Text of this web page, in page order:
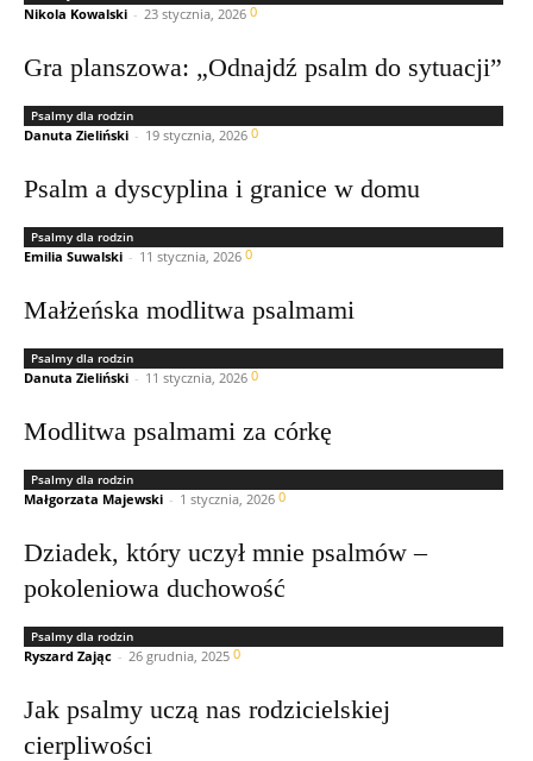
Nikola Kowalski - 23 stycznia, 2026 0
Gra planszowa: „Odnajdź psalm do sytuacji”
Psalmy dla rodzin
Danuta Zieliński - 19 stycznia, 2026 0
Psalm a dyscyplina i granice w domu
Psalmy dla rodzin
Emilia Suwalski - 11 stycznia, 2026 0
Małżeńska modlitwa psalmami
Psalmy dla rodzin
Danuta Zieliński - 11 stycznia, 2026 0
Modlitwa psalmami za córkę
Psalmy dla rodzin
Małgorzata Majewski - 1 stycznia, 2026 0
Dziadek, który uczył mnie psalmów –
pokoleniowa duchowość
Psalmy dla rodzin
Ryszard Zając - 26 grudnia, 2025 0
Jak psalmy uczą nas rodzicielskiej
cierpliwości